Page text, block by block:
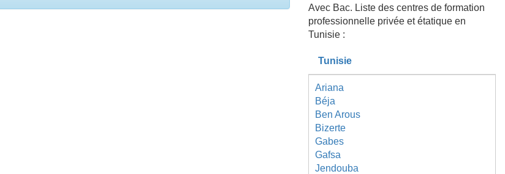
Avec Bac. Liste des centres de formation
professionnelle privée et étatique en
Tunisie :
Tunisie
Ariana
Béja
Ben Arous
Bizerte
Gabes
Gafsa
Jendouba